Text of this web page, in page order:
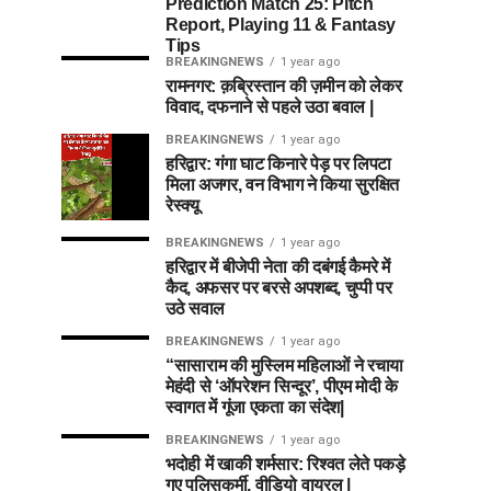
Report, Playing 11 & Fantasy
Tips
BREAKINGNEWS 1 year ago
रामनगर: क़ब्रिस्तान की ज़मीन को लेकर
विवाद, दफनाने से पहले उठा बवाल |
BREAKINGNEWS 1 year ago
हरिद्वार: गंगा घाट किनारे पेड़ पर लिपटा
मिला अजगर, वन विभाग ने किया सुरक्षित
रेस्क्यू
BREAKINGNEWS 1 year ago
हरिद्वार में बीजेपी नेता की दबंगई कैमरे में
कैद, अफसर पर बरसे अपशब्द, चुप्पी पर
उठे सवाल
BREAKINGNEWS 1 year ago
“सासाराम की मुस्लिम महिलाओं ने रचाया
मेहंदी से ‘ऑपरेशन सिन्दूर’, पीएम मोदी के
स्वागत में गूंजा एकता का संदेश|
BREAKINGNEWS 1 year ago
भदोही में खाकी शर्मसार: रिश्वत लेते पकड़े
गए पुलिसकर्मी, वीडियो वायरल |